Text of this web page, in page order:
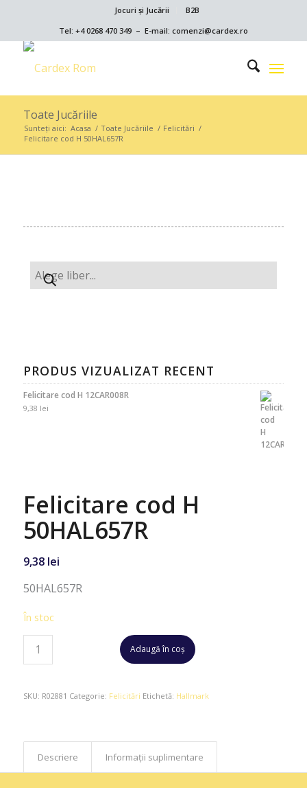
Jocuri și Jucării
B2B
Tel: +4 0268 470 349 – E-mail: comenzi@cardex.ro
Toate Jucăriile
Sunteți aici: Acasa / Toate Jucăriile / Felicitări /
Felicitare cod H 50HAL657R
PRODUS VIZUALIZAT RECENT
Felicitare cod H 12CAR008R
9,38 lei
Felicitare cod H
50HAL657R
9,38 lei
50HAL657R
În stoc
Adaugă în coș
SKU: R02881 Categorie: Felicitări Etichetă: Hallmark
Descriere Informații suplimentare